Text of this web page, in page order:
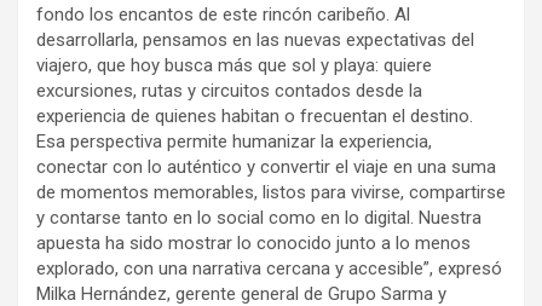
fondo los encantos de este rincón caribeño. Al
desarrollarla, pensamos en las nuevas expectativas del
viajero, que hoy busca más que sol y playa: quiere
excursiones, rutas y circuitos contados desde la
experiencia de quienes habitan o frecuentan el destino.
Esa perspectiva permite humanizar la experiencia,
conectar con lo auténtico y convertir el viaje en una suma
de momentos memorables, listos para vivirse, compartirse
y contarse tanto en lo social como en lo digital. Nuestra
apuesta ha sido mostrar lo conocido junto a lo menos
explorado, con una narrativa cercana y accesible”, expresó
Milka Hernández, gerente general de Grupo Sarma y